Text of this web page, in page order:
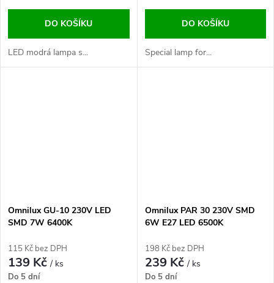
DO KOŠÍKU
LED modrá lampa s...
DO KOŠÍKU
Special lamp for...
Omnilux GU-10 230V LED
SMD 7W 6400K
115 Kč bez DPH
139 Kč/ ks
Do 5 dní
Omnilux PAR 30 230V SMD
6W E27 LED 6500K
198 Kč bez DPH
239 Kč/ ks
Do 5 dní